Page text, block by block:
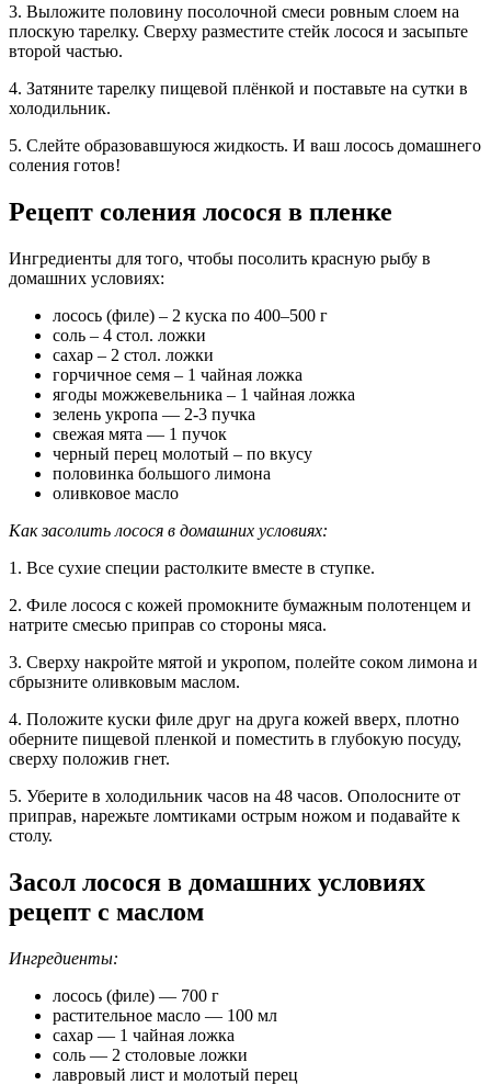
3. Выложите половину посолочной смеси ровным слоем на
плоскую тарелку. Сверху разместите стейк лосося и засыпьте
второй частью.
4. Затяните тарелку пищевой плёнкой и поставьте на сутки в
холодильник.
5. Слейте образовавшуюся жидкость. И ваш лосось домашнего
соления готов!
Рецепт соления лосося в пленке
Ингредиенты для того, чтобы посолить красную рыбу в
домашних условиях:
лосось (филе) – 2 куска по 400–500 г
соль – 4 стол. ложки
сахар – 2 стол. ложки
горчичное семя – 1 чайная ложка
ягоды можжевельника – 1 чайная ложка
зелень укропа — 2-3 пучка
свежая мята — 1 пучок
черный перец молотый – по вкусу
половинка большого лимона
оливковое масло
Как засолить лосося в домашних условиях:
1. Все сухие специи растолките вместе в ступке.
2. Филе лосося с кожей промокните бумажным полотенцем и
натрите смесью приправ со стороны мяса.
3. Сверху накройте мятой и укропом, полейте соком лимона и
сбрызните оливковым маслом.
4. Положите куски филе друг на друга кожей вверх, плотно
оберните пищевой пленкой и поместить в глубокую посуду,
сверху положив гнет.
5. Уберите в холодильник часов на 48 часов. Ополосните от
приправ, нарежьте ломтиками острым ножом и подавайте к
столу.
Засол лосося в домашних условиях
рецепт с маслом
Ингредиенты:
лосось (филе) — 700 г
растительное масло — 100 мл
сахар — 1 чайная ложка
соль — 2 столовые ложки
лавровый лист и молотый перец